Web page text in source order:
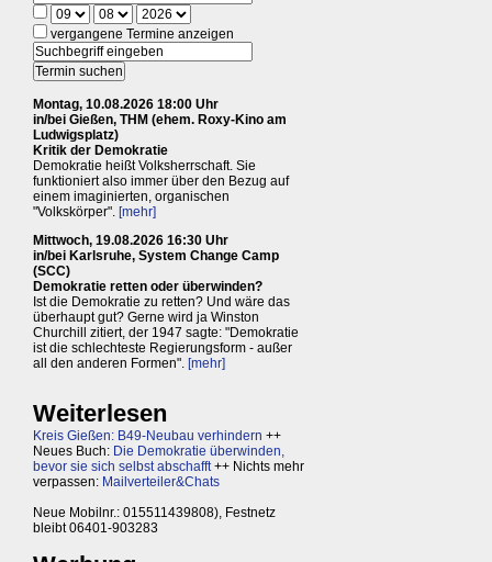
vergangene Termine anzeigen
Montag, 10.08.2026 18:00 Uhr
in/bei Gießen, THM (ehem. Roxy-Kino am
Ludwigsplatz)
Kritik der Demokratie
Demokratie heißt Volksherrschaft. Sie
funktioniert also immer über den Bezug auf
einem imaginierten, organischen
"Volkskörper". [mehr]
Mittwoch, 19.08.2026 16:30 Uhr
in/bei Karlsruhe, System Change Camp
(SCC)
Demokratie retten oder überwinden?
Ist die Demokratie zu retten? Und wäre das
überhaupt gut? Gerne wird ja Winston
Churchill zitiert, der 1947 sagte: "Demokratie
ist die schlechteste Regierungsform - außer
all den anderen Formen". [mehr]
Weiterlesen
Kreis Gießen: B49-Neubau verhindern ++
Neues Buch: Die Demokratie überwinden,
bevor sie sich selbst abschafft++ Nichts mehr
verpassen: Mailverteiler&Chats
Neue Mobilnr.: 015511439808), Festnetz
bleibt 06401-903283